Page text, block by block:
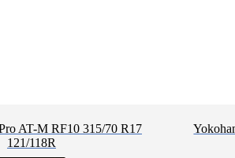
AT-M RF10 315/70 R17
121/118R